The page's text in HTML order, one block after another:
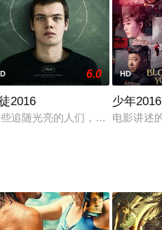
點，她們是最好的朋 友，但比
6.0
2016
些追随光亮的人们，只会带来黑
HD
少年2016
电影讲述